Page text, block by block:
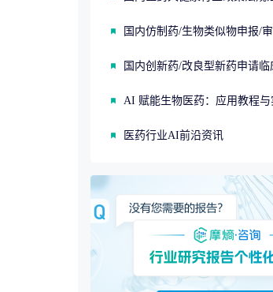
国内仿制药/生物类似物申报/
AI 赋能生物医药：应用教程与
医药行业AI前沿资讯